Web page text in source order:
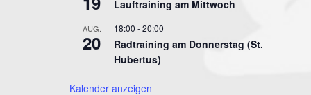
Lauftraining am Mittwoch
AUG.
20
18:00 -20:00
Radtraining am Donnerstag (St.
Hubertus)
Kalender anzeigen